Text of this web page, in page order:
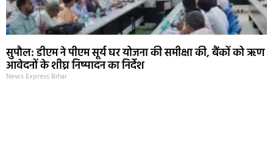
सुपौल: डीएम ने पीएम सूर्य घर योजना की समीक्षा की, बैंकों को ऋण
आवेदनों के शीघ्र निष्पादन का निर्देश
News Express Bihar